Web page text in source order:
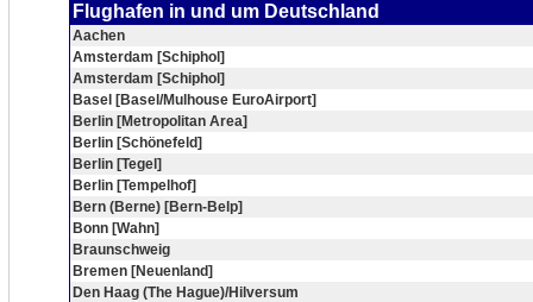
Flughafen in und um Deutschland
Aachen
Amsterdam [Schiphol]
Amsterdam [Schiphol]
Basel [Basel/Mulhouse EuroAirport]
Berlin [Metropolitan Area]
Berlin [Schönefeld]
Berlin [Tegel]
Berlin [Tempelhof]
Bern (Berne) [Bern-Belp]
Bonn [Wahn]
Braunschweig
Bremen [Neuenland]
Den Haag (The Hague)/Hilversum